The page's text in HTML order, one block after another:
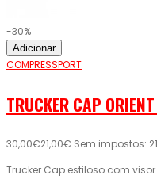
-30%
Adicionar
COMPRESSPORT
TRUCKER CAP
30,00€21,00€ Sem impostos:
Trucker Cap estiloso com